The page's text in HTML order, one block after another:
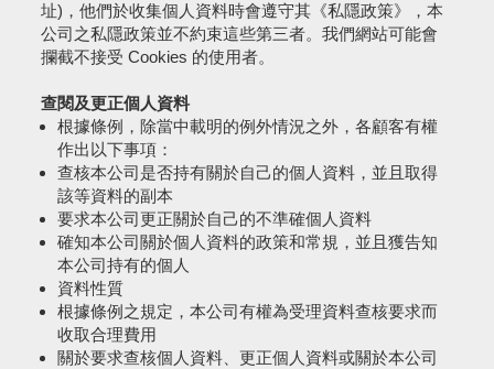
址)，他們於收集個人資料時會遵守其《私隱政策》，本
公司之私隱政策並不約束這些第三者。我們網站可能會
攔截不接受 Cookies 的使用者。
查閱及更正個人資料
根據條例，除當中載明的例外情況之外，各顧客有權
作出以下事項：
查核本公司是否持有關於自己的個人資料，並且取得
該等資料的副本
要求本公司更正關於自己的不準確個人資料
確知本公司關於個人資料的政策和常規，並且獲告知
本公司持有的個人
資料性質
根據條例之規定，本公司有權為受理資料查核要求而
收取合理費用
關於要求查核個人資料、更正個人資料或關於本公司